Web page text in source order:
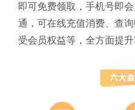
即可免费领取，手机号即
通，可在线充值消费、查
受会员权益等，全方面提升